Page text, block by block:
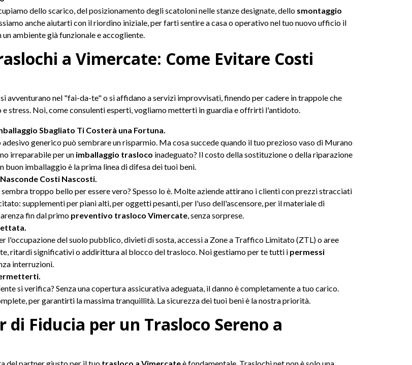
dello scarico, del posizionamento degli scatoloni nelle stanze designate, dello smontaggio
anche aiutarti con il riordino iniziale, per farti sentire a casa o operativo nel tuo nuovo ufficio il
ambiente già funzionale e accogliente.
a Vimercate: Come Evitare Costi
avventurano nel "fai-da-te" o si affidano a servizi improvvisati, finendo per cadere in trappole che
stress. Noi, come consulenti esperti, vogliamo metterti in guardia e offrirti l'antidoto.
Sbagliato Ti Costerà una Fortuna.
generico può sembrare un risparmio. Ma cosa succede quando il tuo prezioso vaso di Murano
irreparabile per un imballaggio trasloco inadeguato? Il costo della sostituzione o della riparazione
buon imballaggio è la prima linea di difesa dei tuoi beni.
Costi Nascosti.
sembra troppo bello per essere vero? Spesso lo è. Molte aziende attirano i clienti con prezzi stracciati
supplementi per piani alti, per oggetti pesanti, per l'uso dell'ascensore, per il materiale di
fin dal primo preventivo trasloco Vimercate, senza sorprese.
l'occupazione del suolo pubblico, divieti di sosta, accessi a Zone a Traffico Limitato (ZTL) o aree
ritardi significativi o addirittura al blocco del trasloco. Noi gestiamo per te tutti i permessi
interruzioni.
si verifica? Senza una copertura assicurativa adeguata, il danno è completamente a tuo carico.
per garantirti la massima tranquillità. La sicurezza dei tuoi beni è la nostra priorità.
Fiducia per un Trasloco Sereno a